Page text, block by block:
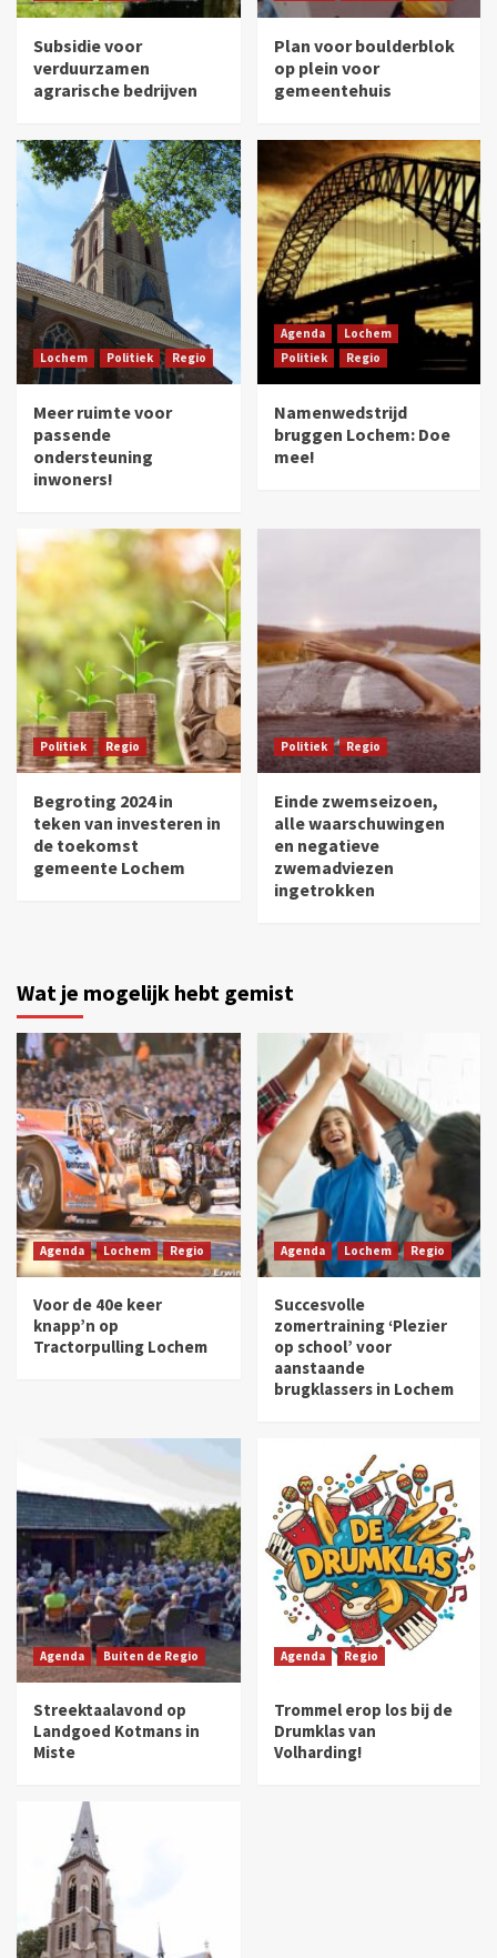
Subsidie voor
verduurzamen
agrarische bedrijven
Plan voor boulderblok
op plein voor
gemeentehuis
Lochem Politiek Regio
Meer ruimte voor
passende
ondersteuning
inwoners!
Agenda
Lochem
Politiek
Regio
Namenwedstrijd
bruggen Lochem: Doe
mee!
Politiek Regio
Begroting 2024 in
teken van investeren in
de toekomst
gemeente Lochem
Politiek Regio
Einde zwemseizoen,
alle waarschuwingen
en negatieve
zwemadviezen
ingetrokken
Wat je mogelijk hebt gemist
Agenda Lochem Regio
Voor de 40e keer
knapp’n op
Tractorpulling Lochem
Agenda Lochem Regio
Succesvolle
zomertraining ‘Plezier
op school’ voor
aanstaande
brugklassers in Lochem
Agenda Buiten de Regio
Streektaalavond op
Landgoed Kotmans in
Miste
Agenda Regio
Trommel erop los bij de
Drumklas van
Volharding!